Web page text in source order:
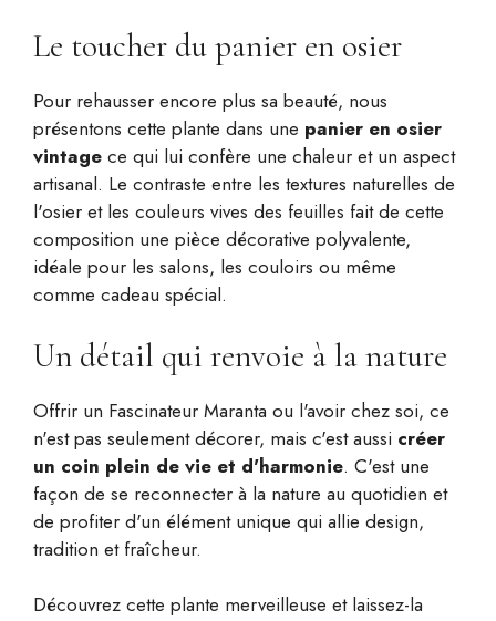
Le toucher du panier en osier
Pour rehausser encore plus sa beauté, nous
présentons cette plante dans une panier en osier
vintage ce qui lui confère une chaleur et un aspect
artisanal. Le contraste entre les textures naturelles de
l'osier et les couleurs vives des feuilles fait de cette
composition une pièce décorative polyvalente,
idéale pour les salons, les couloirs ou même
comme cadeau spécial.
Un détail qui renvoie à la nature
Offrir un Fascinateur Maranta ou l'avoir chez soi, ce
n'est pas seulement décorer, mais c'est aussi créer
un coin plein de vie et d'harmonie. C'est une
façon de se reconnecter à la nature au quotidien et
de profiter d'un élément unique qui allie design,
tradition et fraîcheur.
Découvrez cette plante merveilleuse et laissez-la